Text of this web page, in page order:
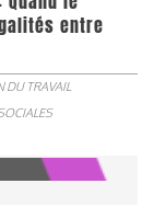
entre
DU TRAVAIL